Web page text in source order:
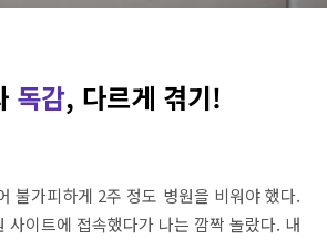
독감, 다르게 겪기!
불가피하게 2주 정도 병원을 비워야 했다.
사이트에 접속했다가 나는 깜짝 놀랐다. 내